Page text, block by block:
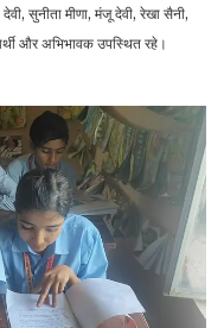
सुनीता मीणा, मंजू देवी, रेखा सैनी,
और अभिभावक उपस्थित रहे।